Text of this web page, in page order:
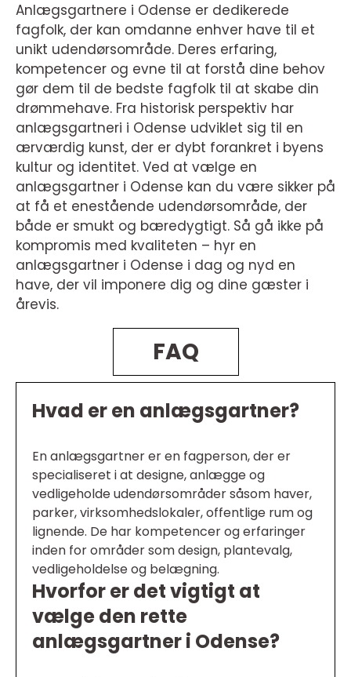
Anlægsgartnere i Odense er dedikerede
fagfolk, der kan omdanne enhver have til et
unikt udendørsområde. Deres erfaring,
kompetencer og evne til at forstå dine behov
gør dem til de bedste fagfolk til at skabe din
drømmehave. Fra historisk perspektiv har
anlægsgartneri i Odense udviklet sig til en
ærværdig kunst, der er dybt forankret i byens
kultur og identitet. Ved at vælge en
anlægsgartner i Odense kan du være sikker på
at få et enestående udendørsområde, der
både er smukt og bæredygtigt. Så gå ikke på
kompromis med kvaliteten – hyr en
anlægsgartner i Odense i dag og nyd en
have, der vil imponere dig og dine gæster i
årevis.
FAQ
Hvad er en anlægsgartner?
En anlægsgartner er en fagperson, der er
specialiseret i at designe, anlægge og
vedligeholde udendørsområder såsom haver,
parker, virksomhedslokaler, offentlige rum og
lignende. De har kompetencer og erfaringer
inden for områder som design, plantevalg,
vedligeholdelse og belægning.
Hvorfor er det vigtigt at
vælge den rette
anlægsgartner i Odense?